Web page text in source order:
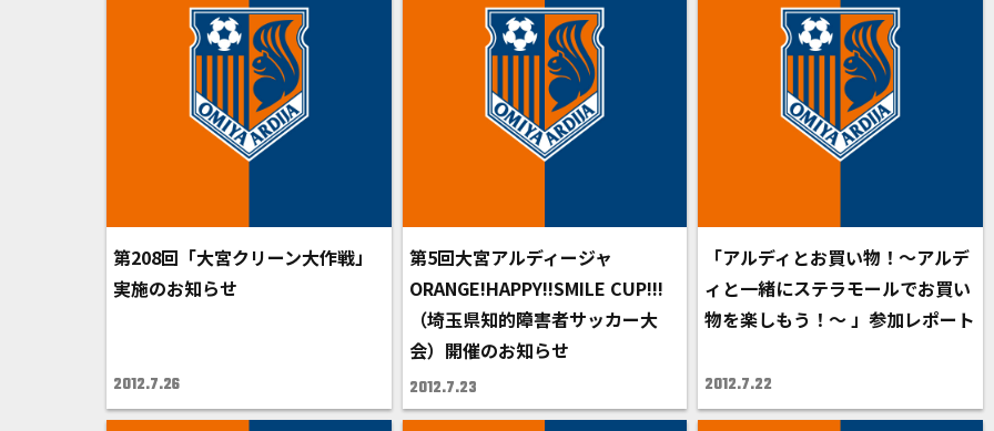
第208回「大宮クリーン大作戦」
実施のお知らせ
2012.7.26
第5回大宮アルディージャ
ORANGE!HAPPY!!SMILE CUP!!!
（埼玉県知的障害者サッカー大
会）開催のお知らせ
2012.7.23
「アルディとお買い物！～アルデ
ィと一緒にステラモールでお買い
物を楽しもう！～ 」参加レポート
2012.7.22